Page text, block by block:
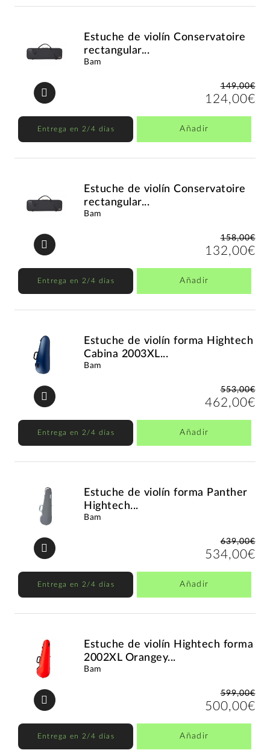
Estuche de violín Conservatoire
rectangular...
Bam
149,00€
124,00€
Entrega en 2/4 días Añadir
Estuche de violín Conservatoire
rectangular...
Bam
158,00€
132,00€
Entrega en 2/4 días Añadir
Estuche de violín forma Hightech
Cabina 2003XL...
Bam
553,00€
462,00€
Entrega en 2/4 días Añadir
Estuche de violín forma Panther
Hightech...
Bam
639,00€
534,00€
Entrega en 2/4 días Añadir
Estuche de violín Hightech forma
2002XL Orangey...
Bam
599,00€
500,00€
Entrega en 2/4 días Añadir